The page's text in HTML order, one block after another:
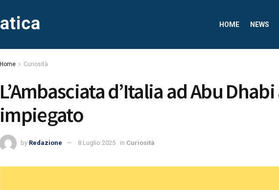
HOME NEWS
Home Curiosità
L’Ambasciata d’Italia ad Abu
impiegato
by Redazione 8 Luglio 2025 in Curiosità